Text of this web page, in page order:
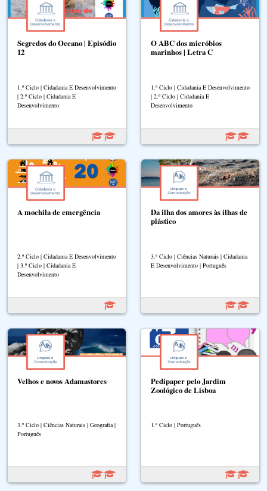
Segredos do Oceano | Episódio
12
1.º Ciclo | Cidadania E Desenvolvimento
| 2.º Ciclo | Cidadania E
Desenvolvimento
O ABC dos micróbios
marinhos | Letra C
1.º Ciclo | Cidadania E Desenvolvimento
| 2.º Ciclo | Cidadania E
Desenvolvimento
A mochila de emergência
2.º Ciclo | Cidadania E Desenvolvimento
| 3.º Ciclo | Cidadania E
Desenvolvimento
Da ilha dos amores às ilhas de
plástico
3.º Ciclo | Ciências Naturais | Cidadania
E Desenvolvimento | Português
Velhos e novos Adamastores
3.º Ciclo | Ciências Naturais | Geografia |
Português
Pedipaper pelo Jardim
Zoológico de Lisboa
1.º Ciclo | Português